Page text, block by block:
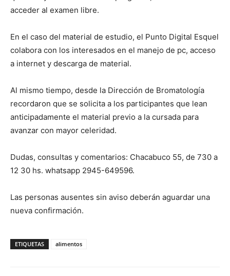
acceder al examen libre.
En el caso del material de estudio, el Punto Digital Esquel
colabora con los interesados en el manejo de pc, acceso
a internet y descarga de material.
Al mismo tiempo, desde la Dirección de Bromatología
recordaron que se solicita a los participantes que lean
anticipadamente el material previo a la cursada para
avanzar con mayor celeridad.
Dudas, consultas y comentarios: Chacabuco 55, de 730 a
12 30 hs. whatsapp 2945-649596.
Las personas ausentes sin aviso deberán aguardar una
nueva confirmación.
ETIQUETAS alimentos